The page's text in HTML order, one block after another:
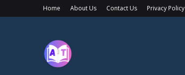
Home About Us Contact Us Privacy Policy